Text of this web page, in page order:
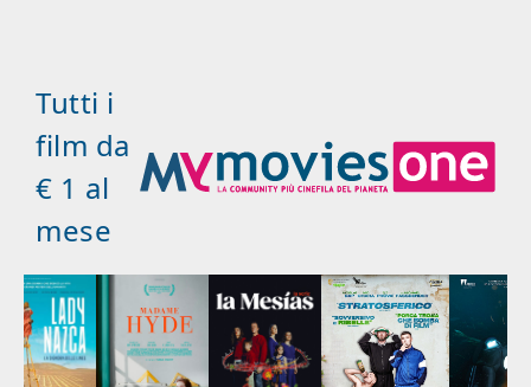
Tutti i
film da
€ 1 al
mese